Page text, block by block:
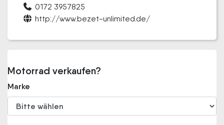
0172 3957825
http://www.bezet-unlimited.de/
Motorrad verkaufen?
Marke